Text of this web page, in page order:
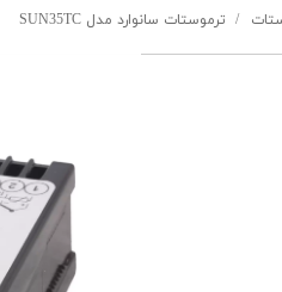
دیتا لاگر و رکوردر
ترموستات سانوارد مدل SUN35TC